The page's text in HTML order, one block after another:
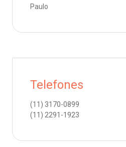
e perdidos
Paulo
Telefones
(11) 3170-0899
(11) 2291-1923